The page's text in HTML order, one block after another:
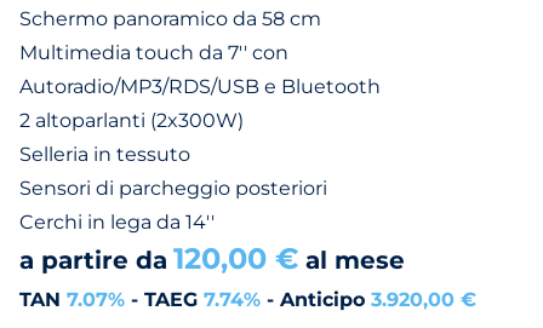
Schermo panoramico da 58 cm
Multimedia touch da 7'' con
Autoradio/MP3/RDS/USB e Bluetooth
2 altoparlanti (2x300W)
Selleria in tessuto
Sensori di parcheggio posteriori
Cerchi in lega da 14''
a partire da 120,00 € al mese
TAN 7.07% - TAEG 7.74% - Anticipo 3.920,00 €